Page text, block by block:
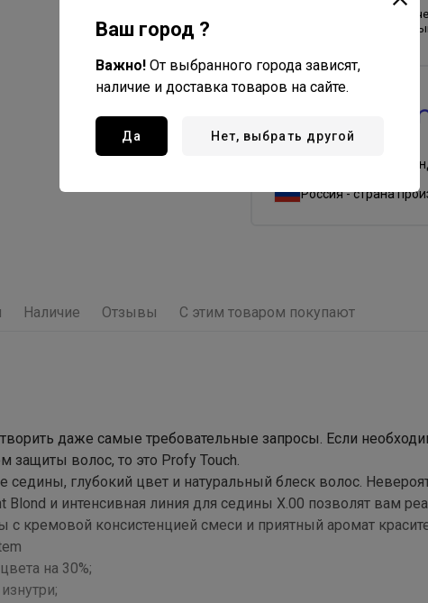
10/7
Все товары бренда
Россия - страна
Россия - страна
Наличие Отзывы С этим товаром покупают
даже самые требовательные запросы. Если
волос, то это Profy Touch.
седины, глубокий цвет и натуральный блеск волос.
Blond и интенсивная линия для седины Х.00 позволят вам
кремовой консистенцией смеси и приятный аромат
на 30%;
Ваш город ?
Важно! От выбранного города зависят,
наличие и доставка товаров на сайте.
Да Нет, выбрать другой